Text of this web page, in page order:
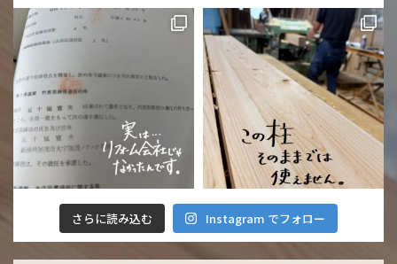
さらに読み込む Instagram でフォロー